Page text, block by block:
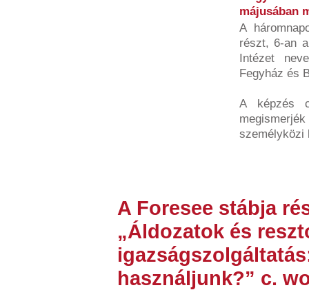
májusában
A
részt, 6-an
Intézet
Fegyház és
A képzés
személyközi
A Foresee stábja
„Áldozatok és
használjunk?” c.